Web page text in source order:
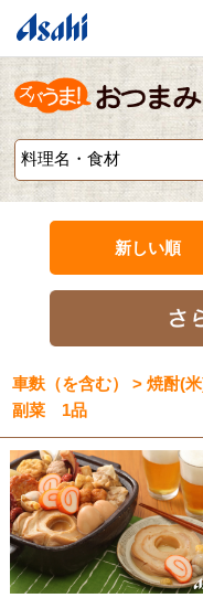
新しい順
車麩（を含む） > 焼酎(
副菜 1品